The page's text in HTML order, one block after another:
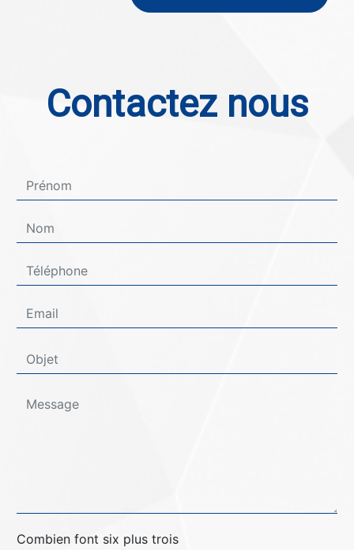
Contactez nous
Combien font six plus trois